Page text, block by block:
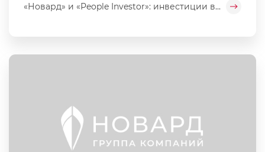
«Новард» и «People Investor»: инвестиции в...